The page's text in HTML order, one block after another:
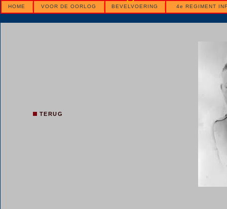
HOME VOOR DE OORLOG BEVELVOERING 4e REGIMENT
TERUG